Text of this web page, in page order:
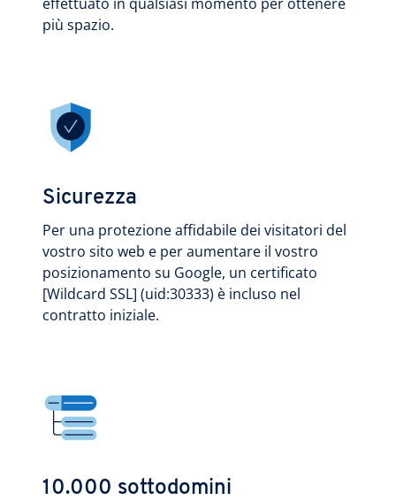
più spazio.
Sicurezza
Per una protezione affidabile dei visitatori del
vostro sito web e per aumentare il vostro
posizionamento su Google, un certificato
[Wildcard SSL] (uid:30333) è incluso nel
contratto iniziale.
10.000 sottodomini